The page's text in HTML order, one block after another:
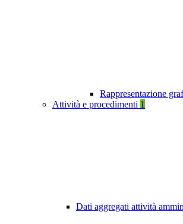
Rappresentazione
Attività e procedimenti 1
Dati aggregati attività